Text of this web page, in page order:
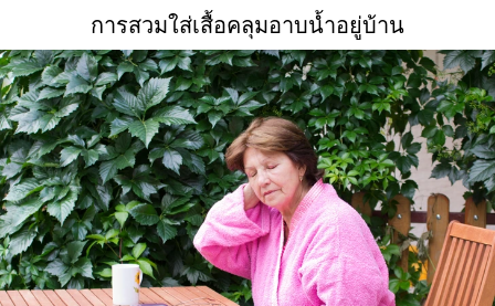
การสวมใส่เสื้อคลุมอาบน้ำอยู่บ้าน